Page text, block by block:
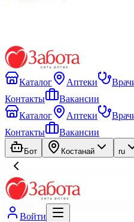
Каталог Аптеки
Контакты
Вакансии
Каталог
Аптеки
Контакты
Вакансии
Бот Костанай ru
Войти